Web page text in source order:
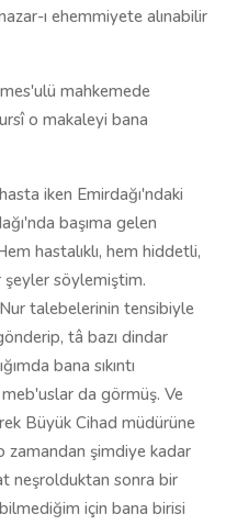
ı ehemmiyete alınabilir
mahkemede
o makaleyi bana
iken Emirdağı'ndaki
başıma gelen
hastalıklı, hem hiddetli,
söylemiştim.
talebelerinin tensibiyle
tâ bazı dindar
bana sıkıntı
da görmüş. Ve
Büyük Cihad müdürüne
zamandan şimdiye kadar
neşrolduktan sonra bir
için bana birisi